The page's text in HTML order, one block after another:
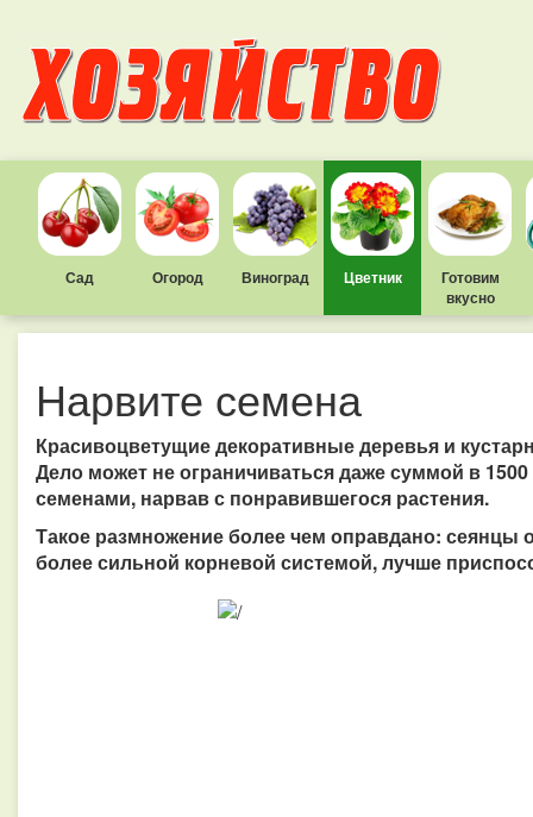
Сад Огород Виноград Цветник
Готовим
вкусно
Нарвите семена
Красивоцветущие декоративные деревья и
Дело может не ограничиваться даже суммой в
семенами, нарвав с понравившегося растения.
Такое размножение более чем оправдано: сеянцы
более сильной корневой системой, лучше